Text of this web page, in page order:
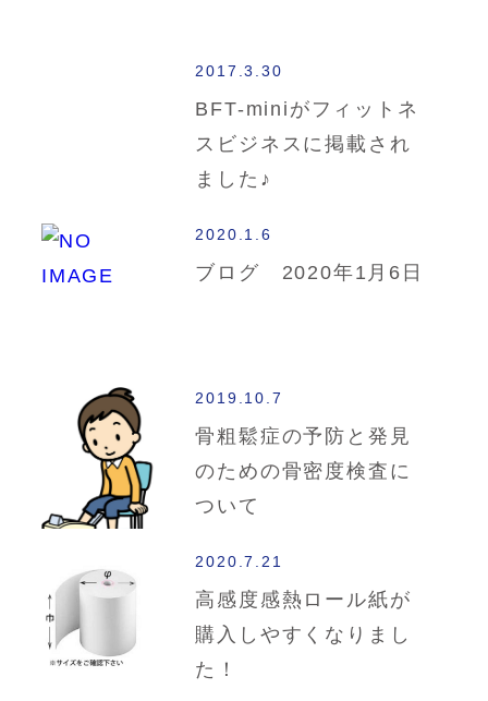
2017.3.30
BFT-miniがフィットネ
スビジネスに掲載され
ました♪
2020.1.6
ブログ 2020年1月6日
2019.10.7
骨粗鬆症の予防と発見
のための骨密度検査に
ついて
2020.7.21
高感度感熱ロール紙が
購入しやすくなりまし
た！